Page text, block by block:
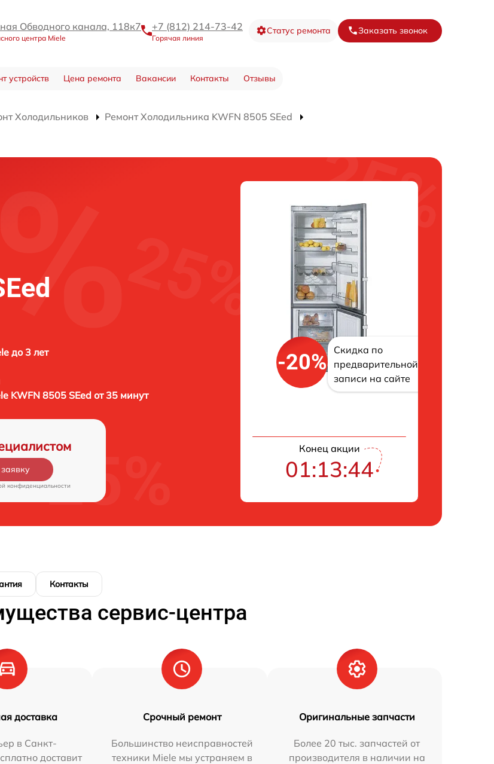
Обводного канала, 118к7
центра Miele
+7 (812) 214-73-42
Горячая линия
Статус ремонта Заказать звонок
устройств Цена ремонта Вакансии Контакты Отзывы
Холодильников
Ремонт Холодильника KWFN 8505 SEed
до 3 лет
KWFN 8505 SEed от 35 минут
конфиденциальности
-20%
Скидка по
предварительной
записи на сайте
Конец акции
01:13:42
Контакты
сервис-центра
доставка
в Санкт-
доставит
Срочный ремонт
Большинство неисправностей
техники Miele мы устраняем в
Оригинальные запчасти
Более 20 тыс. запчастей от
производителя в наличии на